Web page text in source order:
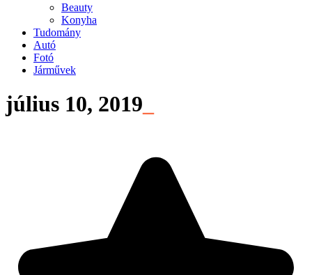
Beauty
Konyha
Tudomány
Autó
Fotó
Járművek
július 10, 2019